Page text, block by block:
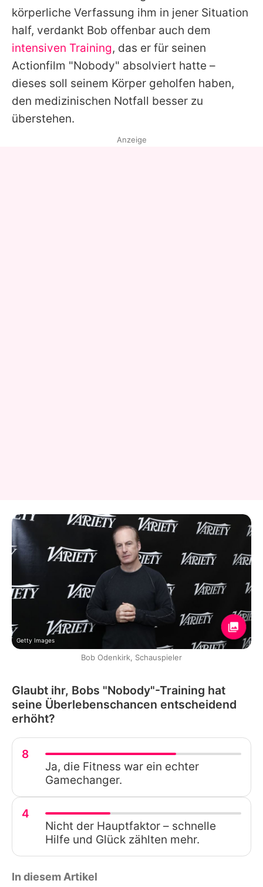
körperliche Verfassung ihm in jener Situation
half, verdankt Bob offenbar auch dem
intensiven Training, das er für seinen
Actionfilm "Nobody" absolviert hatte –
dieses soll seinem Körper geholfen haben,
den medizinischen Notfall besser zu
überstehen.
Anzeige
Getty Images
Bob Odenkirk, Schauspieler
Glaubt ihr, Bobs "Nobody"-Training hat
seine Überlebenschancen entscheidend
erhöht?
8
Ja, die Fitness war ein echter
Gamechanger.
4
Nicht der Hauptfaktor – schnelle
Hilfe und Glück zählten mehr.
In diesem Artikel